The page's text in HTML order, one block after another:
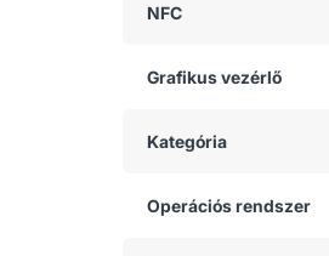
NFC
Grafikus vezérlő
Kategória
Operációs rendszer